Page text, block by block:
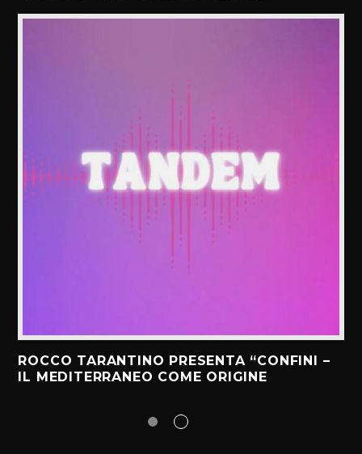
ROCCO TARANTINO PRESENTA “CONFINI –
IL MEDITERRANEO COME ORIGINE